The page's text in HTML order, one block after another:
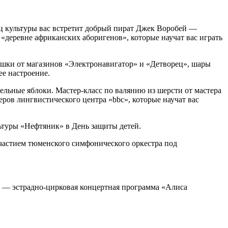
культуры вас встретит добрый пират Джек Воробей —
африканских аборигенов», которые научат вас играть
от магазинов «Электронавигатор» и «Детворец», шары
настроение.
яблоки. Мастер-класс по валянию из шерсти от мастера
лингвистического центра «bbc», которые научат вас
«Нефтяник» в День защиты детей.
тюменского симфонического оркестра под
цирковая концертная программа «Алиса